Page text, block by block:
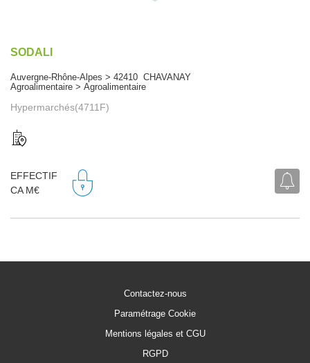
SODALI
Auvergne-Rhône-Alpes > 42410 CHAVANAY
Agroalimentaire > Agroalimentaire
Hypermarchés(4711F)
EFFECTIF
CA M€
Contactez-nous
Paramétrage Cookie
Mentions légales et CGU
RGPD